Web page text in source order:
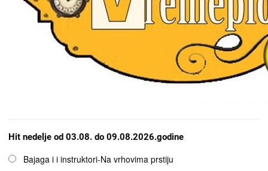
Hit nedelje od 03.08. do 09.08.2026.godine
OpcijeBajaga i i instruktori-Na vrhovima prstiju